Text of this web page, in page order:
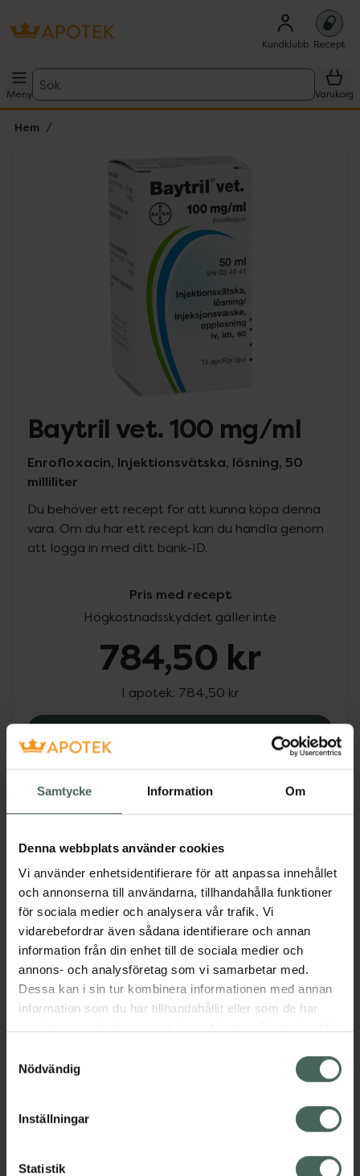
Samtycke Information Om
Denna webbplats använder cookies
Vi använder enhetsidentifierare för att anpassa innehållet
och annonserna till användarna, tillhandahålla funktioner
för sociala medier och analysera vår trafik. Vi
vidarebefordrar även sådana identifierare och annan
information från din enhet till de sociala medier och
annons- och analysföretag som vi samarbetar med.
Dessa kan i sin tur kombinera informationen med annan
information som du har tillhandahållit eller som de har
återkalla ditt samtycke via webbplatsens
cookieinställningar. Ett återkallat samtycke påverkar inte
lagligheten av behandling som skett innan återkallelsen.
Nödvändig
Inställningar
Statistik
Kundklubb Recept
Meny
Sök
Varukorg
Hem
Lista: . Innehåller 1 objekt.
Hoppa över Lista
Baytril vet. 100 mg/ml
Enrofloxacin, Injektionsvätska, lösning, 50
milliliter
Du behöver ett recept för att kunna köpa denna
vara. Om du har ett recept kan du handla genom
att logga in med ditt bank-ID.
Pris med recept
Högkostnadsskyddet gäller inte
784,50 kr
I apotek: 784,50 kr
Aktuella erbjudanden
Beskrivning
Läs alltid bipacksedeln innan
användning.
För behandling av infektioner hos svin, nöt,
hund och katt orsakade av mikroorganismer
känsliga för enrofloxacin där smalspektriga
antibiotika utifrån klinisk erfarenhet,
EAN:07046260340411
Visa